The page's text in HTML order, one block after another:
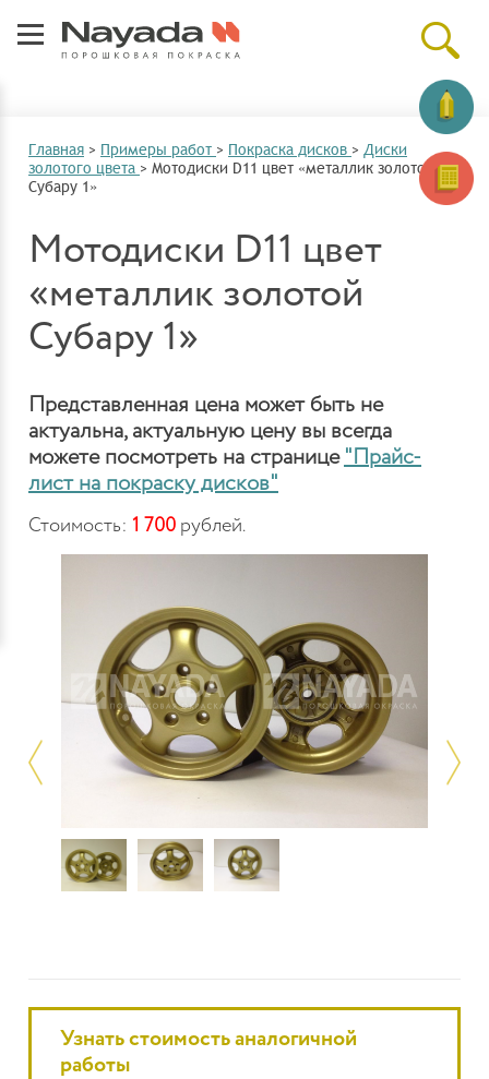
Главная > Примеры работ > Покраска дисков > Диски
золотого цвета > Мотодиски D11 цвет «металлик золотой
Субару 1»
Мотодиски D11 цвет
«металлик золотой
Субару 1»
Представленная цена может быть не
актуальна, актуальную цену вы всегда
можете посмотреть на странице "Прайс-
лист на покраску дисков"
Стоимость: 1 700 рублей.
Узнать стоимость аналогичной
работы